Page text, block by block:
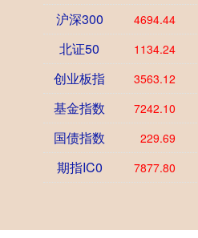
沪深300 4694.44
北证50 1134.24
创业板指 3563.12
基金指数 7242.10
国债指数 229.69
期指IC0 7877.80